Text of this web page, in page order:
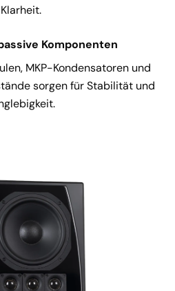
Klarheit.
Komponenten
MKP-Kondensatoren und
sorgen für Stabilität und